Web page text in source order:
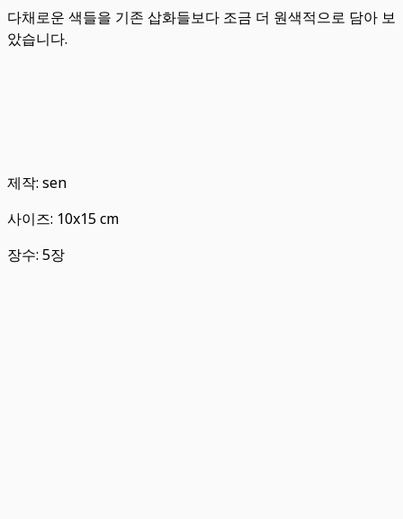
다채로운 색들을 기존 삽화들보다 조금 더 원색적으로 담아 보
았습니다.
제작: sen
사이즈: 10x15 cm
장수: 5장